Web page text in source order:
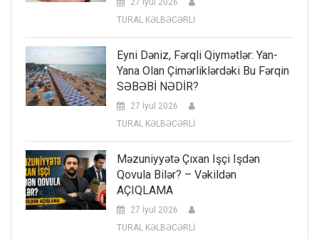
TURAL KƏLBƏCƏRLİ
Eyni Dəniz, Fərqli Qiymətlər: Yan-
Yana Olan Çimərliklərdəki Bu Fərqin
SƏBƏBİ NƏDİR?
27 İyul 2026
TURAL KƏLBƏCƏRLİ
Məzuniyyətə Çıxan Işçi Işdən
Qovula Bilər? – Vəkildən
AÇIQLAMA
27 İyul 2026
TURAL KƏLBƏCƏRLİ